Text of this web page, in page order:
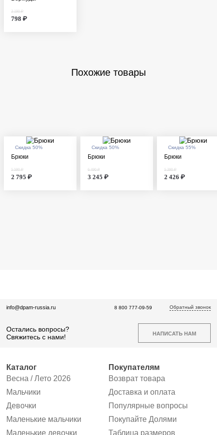
3 190 ₽
798 ₽
Похожие товары
Скидка 50%
Брюки
5 590 ₽
2 795 ₽
Скидка 50%
Брюки
6 490 ₽
3 245 ₽
Скидка 55%
Брюки
5 390 ₽
2 426 ₽
info@dpam-russia.ru
Остались вопросы?
Свяжитесь с нами!
НАПИСАТЬ НАМ
8 800 777-09-59 Обратный звонок
Каталог
Весна / Лето 2026
Мальчики
Девочки
Маленькие мальчики
Маленькие девочки
Покупателям
Возврат товара
Доставка и оплата
Популярные вопросы
Покупайте Долями
Таблица размеров